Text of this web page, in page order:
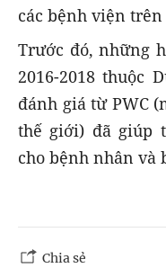
các bệnh viện trên
Trước đó, những
2016-2018 thuộc
đánh giá từ PWC
thế giới) đã giúp
cho bệnh nhân và
Chia sẻ